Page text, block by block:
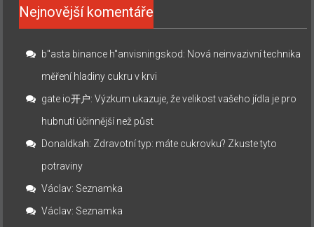
Nejnovější komentáře
b"asta binance h"anvisningskod: Nová neinvazivní technika
měření hladiny cukru v krvi
gate io开户:Výzkum ukazuje, že velikost vašeho jídla je pro
hubnutí účinnější než půst
Donaldkah: Zdravotní typ: máte cukrovku? Zkuste tyto
potraviny
Václav: Seznamka
Václav: Seznamka